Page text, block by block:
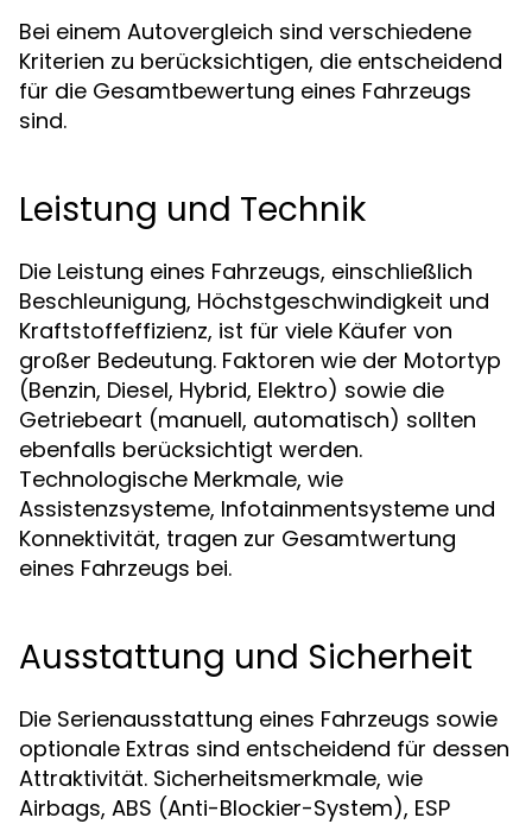
Bei einem Autovergleich sind verschiedene
Kriterien zu berücksichtigen, die entscheidend
für die Gesamtbewertung eines Fahrzeugs
sind.
Leistung und Technik
Die Leistung eines Fahrzeugs, einschließlich
Beschleunigung, Höchstgeschwindigkeit und
Kraftstoffeffizienz, ist für viele Käufer von
großer Bedeutung. Faktoren wie der Motortyp
(Benzin, Diesel, Hybrid, Elektro) sowie die
Getriebeart (manuell, automatisch) sollten
ebenfalls berücksichtigt werden.
Technologische Merkmale, wie
Assistenzsysteme, Infotainmentsysteme und
Konnektivität, tragen zur Gesamtwertung
eines Fahrzeugs bei.
Ausstattung und Sicherheit
Die Serienausstattung eines Fahrzeugs sowie
optionale Extras sind entscheidend für dessen
Attraktivität. Sicherheitsmerkmale, wie
Airbags, ABS (Anti-Blockier-System), ESP